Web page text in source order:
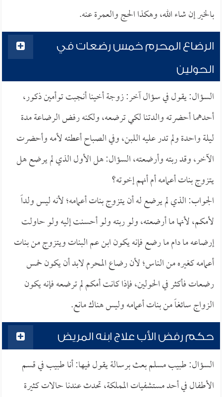
بالخير إن شاء الله، وهكذا الحج والعمرة عنه.
الرضاع المحرم خمس رضعات في
الحولين
السؤال: يقول في سؤال آخر: زوجة أخينا أنجبت توأمين ذكور،
أحدهما أحضرته والدتنا لكي ترضعه، ولكنه رفض الرضاعة مدة
ليلة واحدة ولم تدر عليه اللبن، وفي الصباح أعطته لأمه وأحضرت
الآخر، وقد ربته وأرضعته، السؤال: هل الأول الذي لم يرضع هل
يتزوج بنات أعمامه أم أنهم إخوته؟
الجواب: الذي لم يرضع له أن يتزوج بنات أعمامه؛ لأنه ليس ولداً
لأمكم، لأنها ما أرضعته، ولو ربته ولو أحسنت إليه ولو حاولت
إرضاعه ما دام ما رضع فإنه يكون ابن عم البنات ويتزوج من بنات
أعمامه كغيره من الناس؛ لأن رضاع المحرم لابد أن يكون خمس
رضعات فأكثر في الحولين، فإذا كانت أمكم لم ترضعه فإنه يكون
الزواج سائغاً من بنات أعمامه وليس هناك مانع.
حكم رفض الأب علاج ابنه المريض
السؤال: طبيب مسلم بعث برسالة يقول فيها: أنا طبيب في قسم
الأطفال في أحد مستشفيات المملكة، تحدث عندنا حالات كثيرة